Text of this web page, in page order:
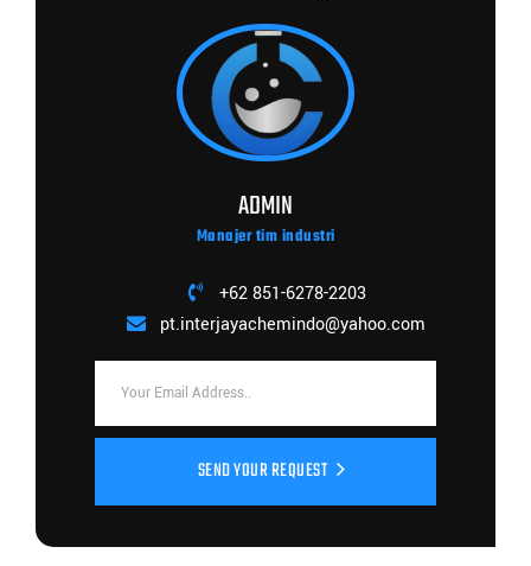
ADMIN
Manajer tim industri
+62 851-6278-2203
pt.interjayachemindo@yahoo.com
SEND YOUR REQUEST